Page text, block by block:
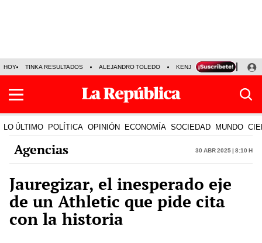
HOY TINKA RESULTADOS ALEJANDRO TOLEDO KENJI FUJIMORI
LO ÚLTIMO POLÍTICA OPINIÓN ECONOMÍA SOCIEDAD MUNDO
Agencias 30 Abr 2025 | 8:10 h
Jauregizar, el inesperado eje
de un Athletic que pide cita
con la historia